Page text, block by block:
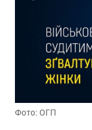
Фото: ОГП